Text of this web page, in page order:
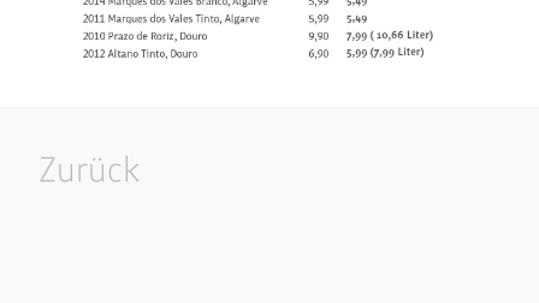
Zurück